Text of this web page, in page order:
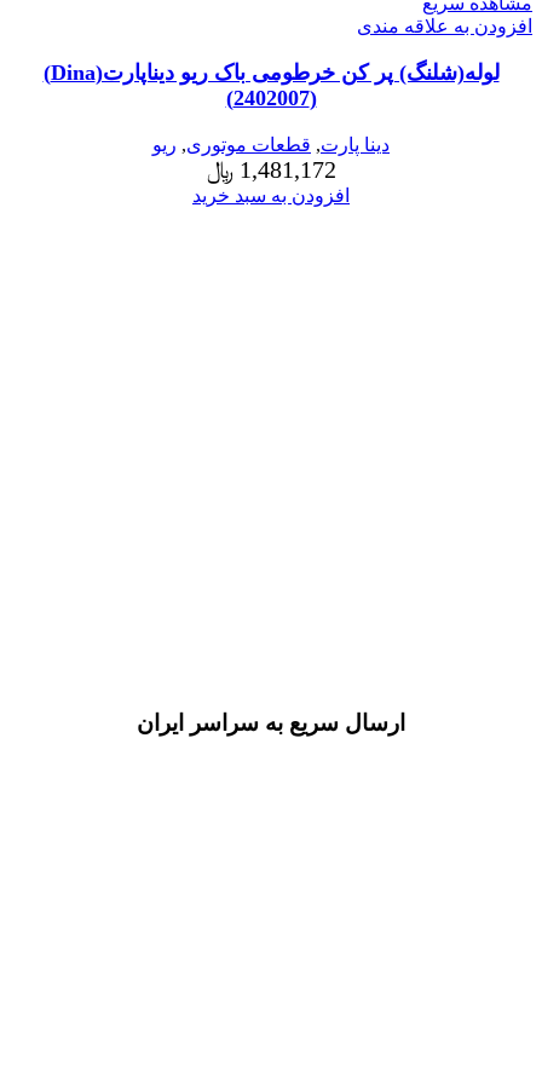
افزودن به علاقه مندی
لوله(شلنگ) پر کن خرطومی باک ریو دیناپارت(Dina)
(2402007)
دینا پارت, قطعات موتوری, ریو
1,481,172 ﷼
افزودن به سبد خرید
ارسال سریع به سراسر ایران